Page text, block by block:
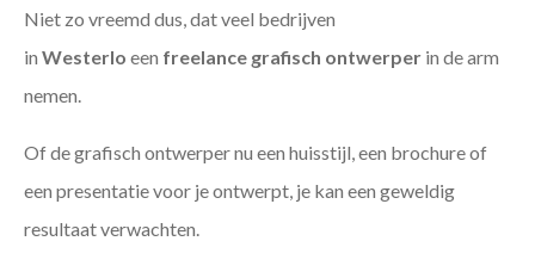
Niet zo vreemd dus, dat veel bedrijven
in Westerlo een freelance grafisch ontwerper in de arm
nemen.
Of de grafisch ontwerper nu een huisstijl, een brochure of
een presentatie voor je ontwerpt, je kan een geweldig
resultaat verwachten.